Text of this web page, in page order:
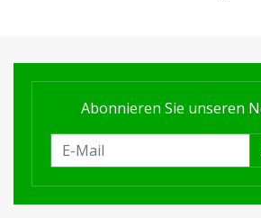
Abonnieren Sie unseren